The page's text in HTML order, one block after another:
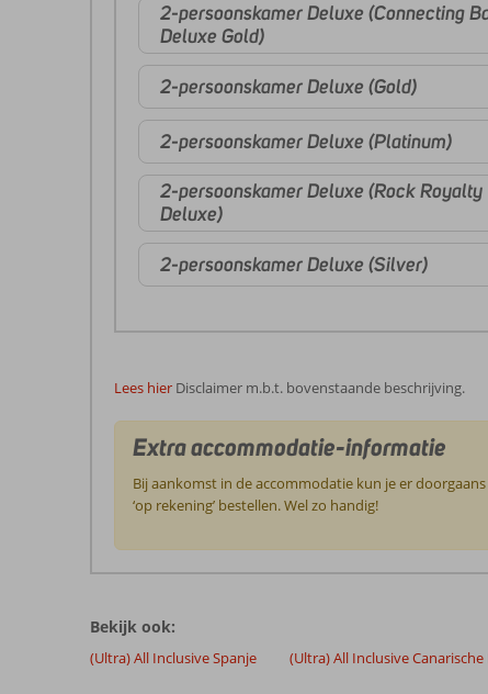
2-persoonskamer Deluxe (Connecting
Deluxe Gold)
2-persoonskamer Deluxe (Gold)
2-persoonskamer Deluxe (Platinum)
2-persoonskamer Deluxe (Rock Royalty
Deluxe)
2-persoonskamer Deluxe (Silver)
Lees hier Disclaimer m.b.t. bovenstaande beschrijving.
Extra accommodatie-informatie
Bij aankomst in de accommodatie kun je er
‘op rekening’ bestellen. Wel zo handig!
door
onze
klanten
Bekijk ook:
(Ultra) All Inclusive Spanje (Ultra) All Inclusive Canarische